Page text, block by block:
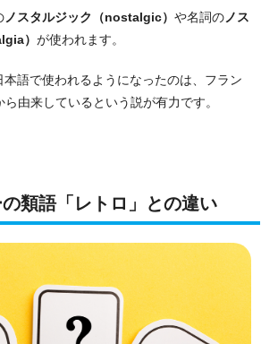
ノスタルジック（nostalgic） や名詞のノス
） が使われます。
本語で使われるようになったのは、フラン
由来しているという説が有力です。
類語「レトロ」との違い